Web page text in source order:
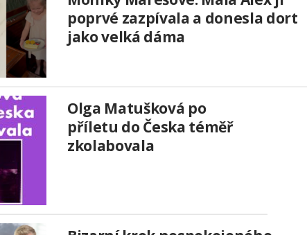
poprvé zazpívala a donesla dort
jako velká dáma
Olga Matušková po
příletu do Česka téměř
zkolabovala